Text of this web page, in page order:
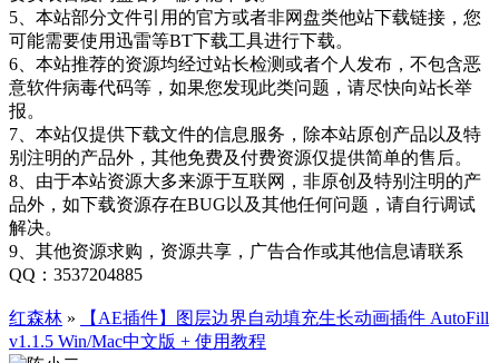
5、本站部分文件引用的官方或者非网盘类他站下载链接，您
可能需要使用迅雷等BT下载工具进行下载。
6、本站推荐的资源均经过站长检测或者个人发布，不包含恶
意软件病毒代码等，如果您发现此类问题，请尽快向站长举
报。
7、本站仅提供下载文件的信息服务，除本站原创产品以及特
别注明的产品外，其他免费及付费资源仅提供简单的售后。
8、由于本站资源大多来源于互联网，非原创及特别注明的产
品外，如下载资源存在BUG以及其他任何问题，请自行调试
解决。
9、其他资源求购，资源共享，广告合作或其他信息请联系
QQ：3537204885
红森林 »
【AE插件】图层边界自动填充生长动画插件 AutoFill
v1.1.5 Win/Mac中文版 + 使用教程